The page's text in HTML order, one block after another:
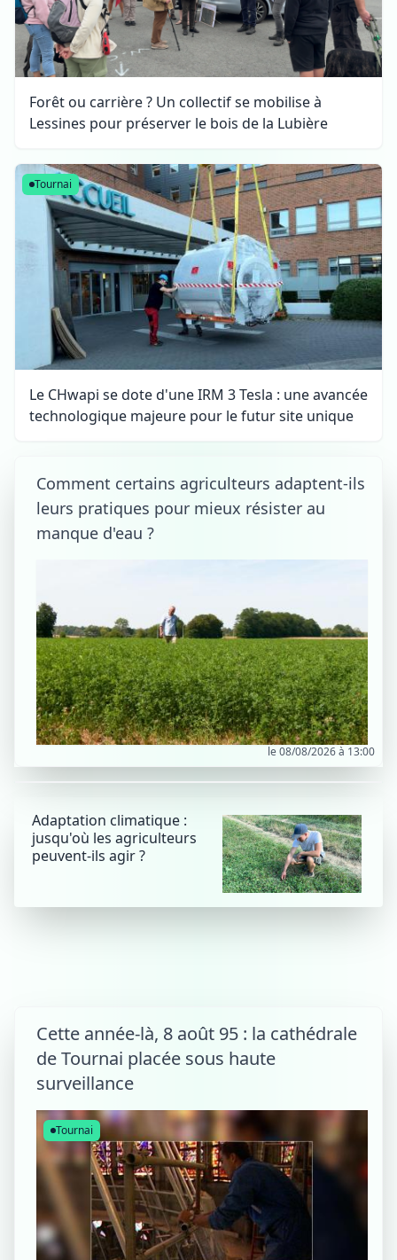
Forêt ou carrière ? Un collectif se mobilise à
Lessines pour préserver le bois de la Lubière
Tournai
Le CHwapi se dote d'une IRM 3 Tesla : une avancée
technologique majeure pour le futur site unique
Comment certains agriculteurs adaptent-ils
leurs pratiques pour mieux résister au
manque d'eau ?
le 08/08/2026 à 13:00
Adaptation climatique :
jusqu'où les agriculteurs
peuvent-ils agir ?
Cette année-là, 8 août 95 : la cathédrale
de Tournai placée sous haute
surveillance
Tournai